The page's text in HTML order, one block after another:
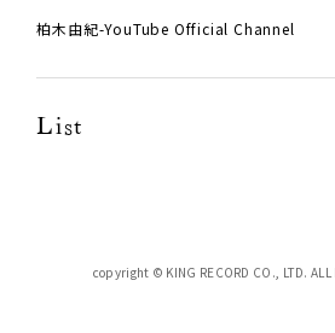
柏木由紀-YouTube Official Channel
List
copyright © KING RECORD CO., LTD. ALL